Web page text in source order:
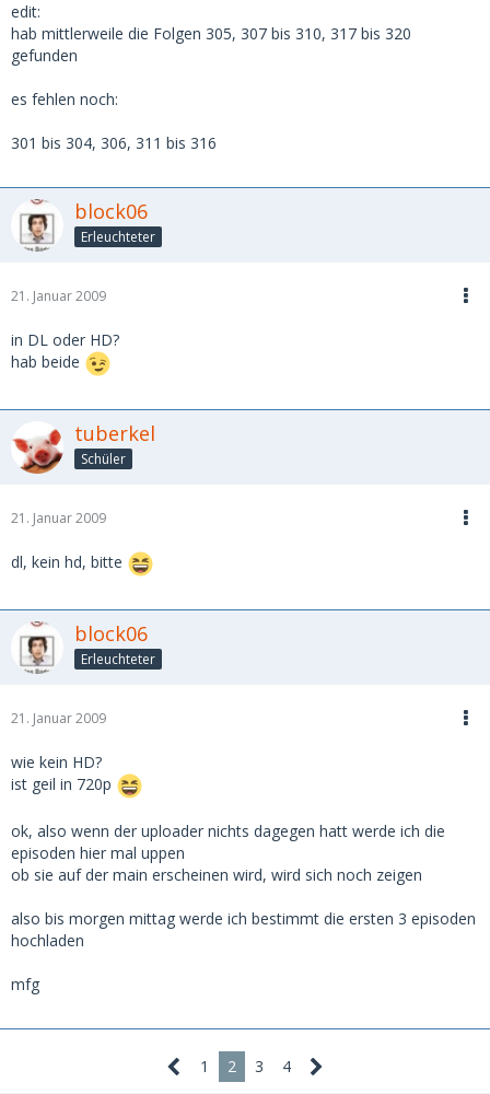
edit:
hab mittlerweile die Folgen 305, 307 bis 310, 317 bis 320
gefunden
es fehlen noch:
301 bis 304, 306, 311 bis 316
block06
Erleuchteter
21. Januar 2009
in DL oder HD?
hab beide
tuberkel
Schüler
21. Januar 2009
dl, kein hd, bitte
block06
Erleuchteter
21. Januar 2009
wie kein HD?
ist geil in 720p
ok, also wenn der uploader nichts dagegen hatt werde ich die
episoden hier mal uppen
ob sie auf der main erscheinen wird, wird sich noch zeigen
also bis morgen mittag werde ich bestimmt die ersten 3 episoden
hochladen
mfg
1 2 3 4